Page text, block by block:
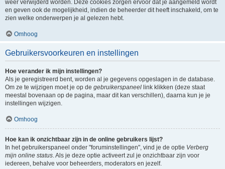
weer verwijderd worden. Deze cookies zorgen ervoor dat je aangemeld wordt
en geven ook de mogelijkheid, indien de beheerder dit heeft inschakeld, om te
zien welke onderwerpen je al gelezen hebt.
Omhoog
Gebruikersvoorkeuren en instellingen
Hoe verander ik mijn instellingen?
Als je geregistreerd bent, worden al je gegevens opgeslagen in de database.
Om ze te wijzigen moet je op de gebruikerspaneel link klikken (deze staat
meestal bovenaan op de pagina, maar dit kan verschillen), daarna kun je je
instellingen wijzigen.
Omhoog
Hoe kan ik onzichtbaar zijn in de online gebruikers lijst?
In het gebruikerspaneel onder "foruminstellingen", vind je de optie Verberg
mijn online status. Als je deze optie activeert zul je onzichtbaar zijn voor
iedereen, behalve voor beheerders, moderators en jezelf.